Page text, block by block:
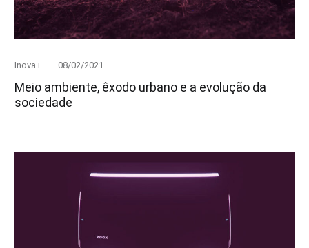
Category
Inova+
Posted
08/02/2021
Meio ambiente, êxodo urbano e a evolução da
sociedade